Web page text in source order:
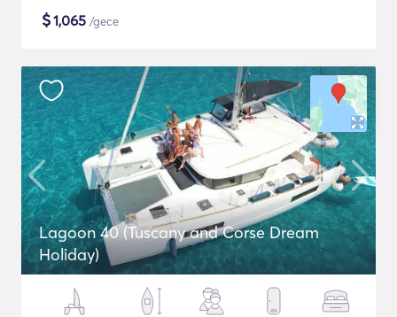
$1,065 /gece
Lagoon 40 (Tuscany and Corse Dream
Holiday)